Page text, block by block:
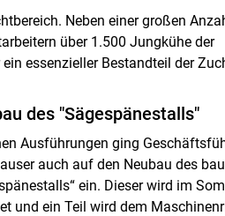
Neben einer großen
über 1.500 Jungkühe der
essenzieller Bestandteil der
des "Sägespänestalls"
Ausführungen ging
auch auf den Neubau des
ein. Dieser wird im
und ein Teil wird dem